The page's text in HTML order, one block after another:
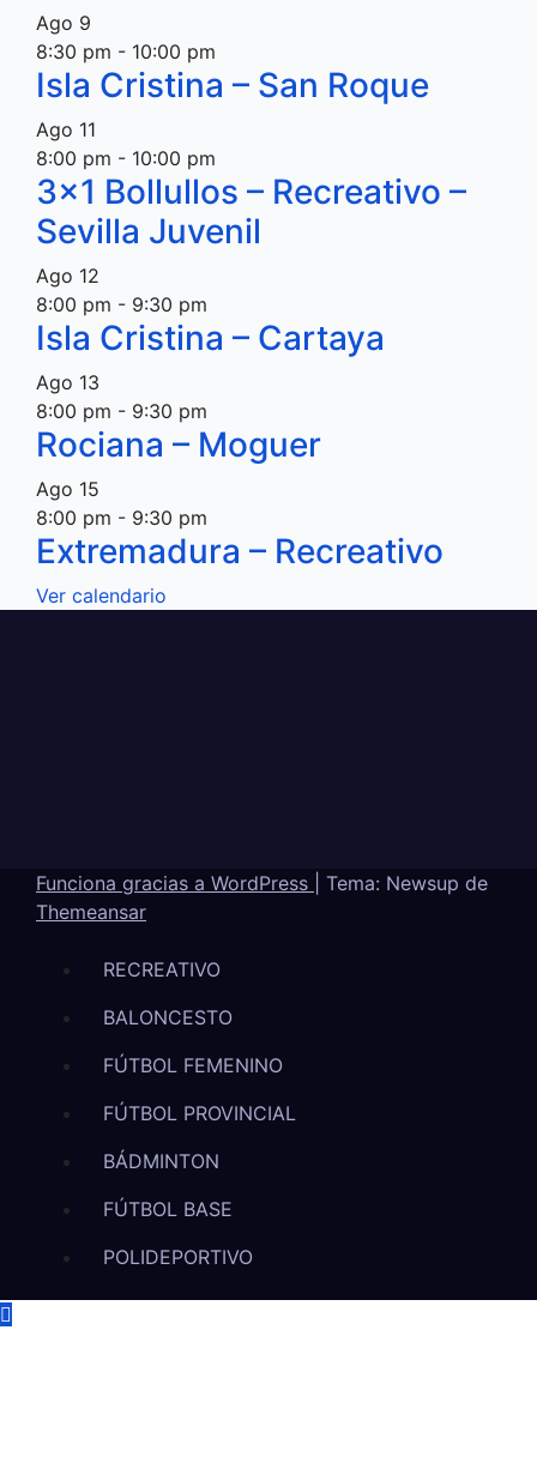
Ago 9
8:30 pm - 10:00 pm
Isla Cristina – San Roque
Ago 11
8:00 pm - 10:00 pm
3×1 Bollullos – Recreativo –
Sevilla Juvenil
Ago 12
8:00 pm - 9:30 pm
Isla Cristina – Cartaya
Ago 13
8:00 pm - 9:30 pm
Rociana – Moguer
Ago 15
8:00 pm - 9:30 pm
Extremadura – Recreativo
Ver calendario
Funciona gracias a WordPress
Tema: Newsup de
Themeansar
RECREATIVO
BALONCESTO
FÚTBOL FEMENINO
FÚTBOL PROVINCIAL
BÁDMINTON
FÚTBOL BASE
POLIDEPORTIVO